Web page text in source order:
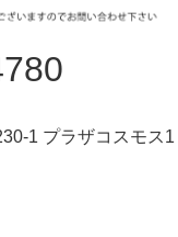
1 プラザコスモス1